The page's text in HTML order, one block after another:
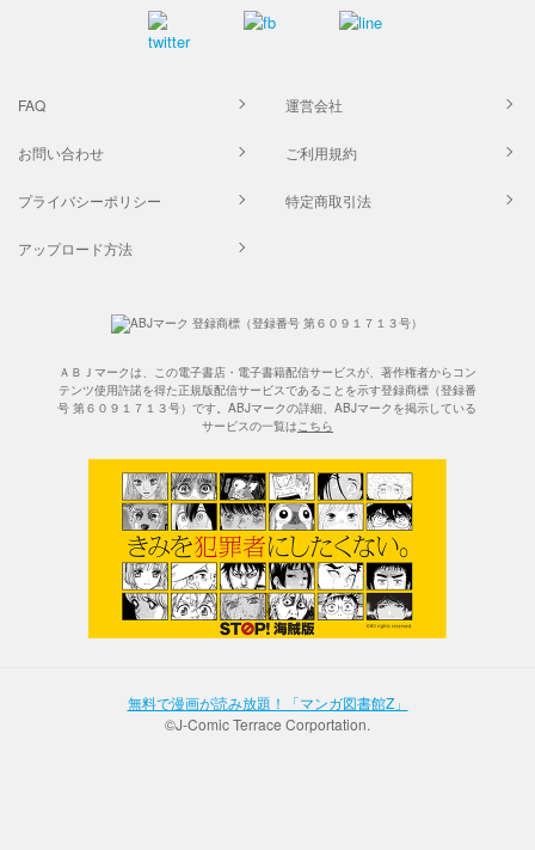
FAQ 運営会社
お問い合わせ ご利用規約
プライバシーポリシー 特定商取引法
アップロード方法
ＡＢＪマークは、この電子書店・電子書籍配信サービスが、著作権者からコン
テンツ使用許諾を得た正規版配信サービスであることを示す登録商標（登録番
号 第６０９１７１３号）です。ABJマークの詳細、ABJマークを掲示している
サービスの一覧はこちら
無料で漫画が読み放題！「マンガ図書館Z」
©J-Comic Terrace Corportation.